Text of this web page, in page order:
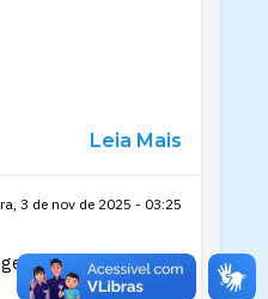
Leia Mais
3 de nov de 2025 - 03:25
de Zé Maria